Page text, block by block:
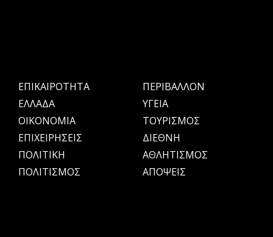
ΕΠΙΚΑΙΡΟΤΗΤΑ
ΕΛΛΑΔΑ
OIKONOMIA
ΕΠΙΧΕΙΡΗΣΕΙΣ
ΠΟΛΙΤΙΚΗ
ΠΟΛΙΤΙΣΜΟΣ
ΠΕΡΙΒΑΛΛΟΝ
ΥΓΕΙΑ
ΤΟΥΡΙΣΜΟΣ
ΔΙΕΘΝΗ
ΑΘΛΗΤΙΣΜΟΣ
ΑΠΟΨΕΙΣ